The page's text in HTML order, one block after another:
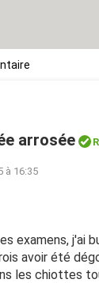
arrosée
à 16:35
examens, j'ai
avoir été
les chiottes